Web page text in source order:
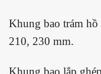
Khung bao trám
210, 230 mm.
Khung bao lắp